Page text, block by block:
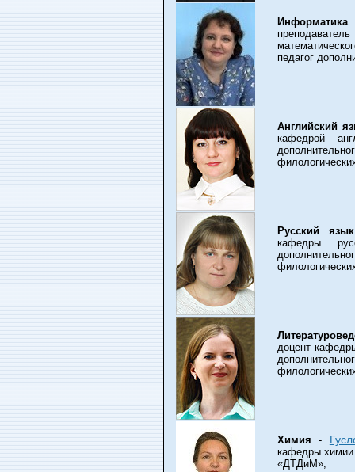
Информатика
педагог
Английский
кафедрой
Русский язык
кафедры
доцент
Химия -
кафедры химии
«ДТДиМ»;